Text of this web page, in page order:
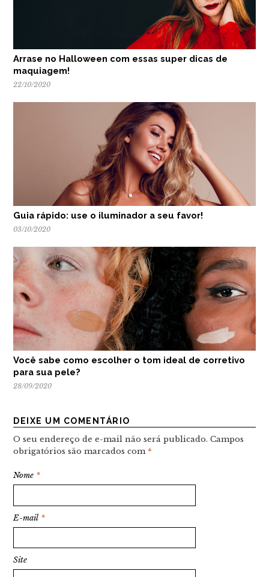
Arrase no Halloween com essas super dicas de
maquiagem!
22/10/2020
Guia rápido: use o iluminador a seu favor!
03/10/2020
Você sabe como escolher o tom ideal de corretivo
para sua pele?
28/09/2020
DEIXE UM COMENTÁRIO
O seu endereço de e-mail não será publicado. Campos
obrigatórios são marcados com *
Nome *
E-mail *
Site